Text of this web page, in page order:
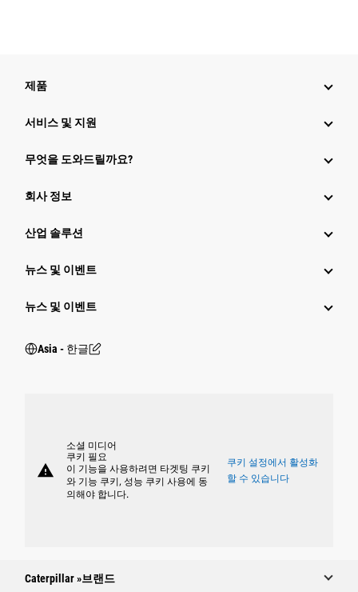
제품
서비스 및 지원
무엇을 도와드릴까요?
회사 정보
산업 솔루션
뉴스 및 이벤트
뉴스 및 이벤트
Asia - 한글
warning
소셜 미디어
쿠키 필요
이 기능을 사용하려면 타겟팅 쿠키
와 기능 쿠키, 성능 쿠키 사용에 동
의해야 합니다.
쿠키 설정에서 활성화
할 수 있습니다
Caterpillar »브랜드